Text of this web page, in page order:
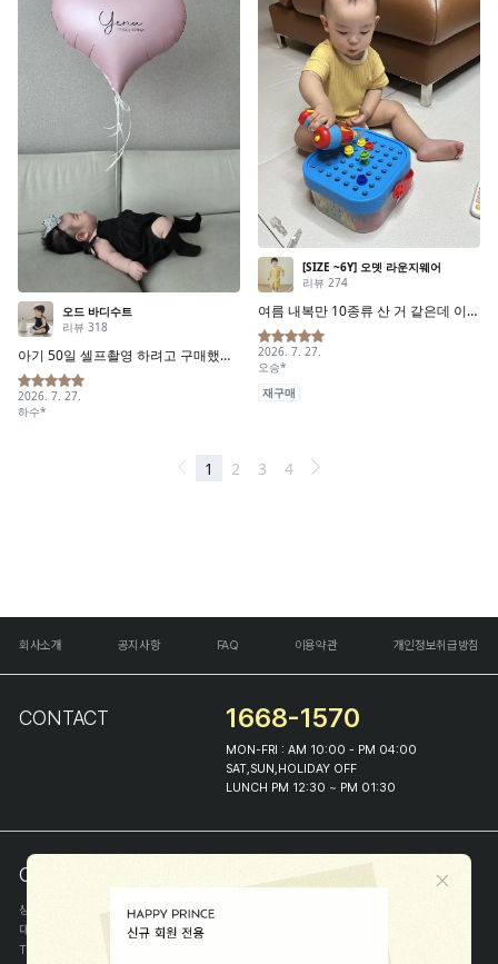
회사소개 공지사항 FAQ 이용약관 개인정보취급방침
CONTACT 1668-1570
MON-FRI : AM 10:00 - PM 04:00
SAT,SUN,HOLIDAY OFF
LUNCH PM 12:30 ~ PM 01:30
COMPANY INFO
상호
(주)해피프린스
대표
이화진
TEL